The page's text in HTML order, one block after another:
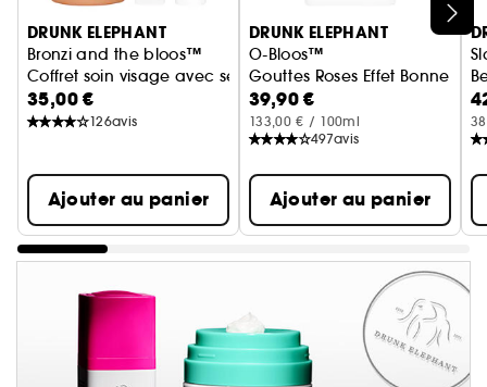
Ignorer le carrousel produits
DRUNK ELEPHANT
Bronzi and the bloos™
Coffret soin visage avec sérum bronzant et sérum rosé
35,00 €
126avis
Ajouter au panier
DRUNK ELEPHANT
O-Bloos™
Gouttes Roses Effet Bonne
39,90 €
133,00 € / 100ml
497avis
Ajouter au panier